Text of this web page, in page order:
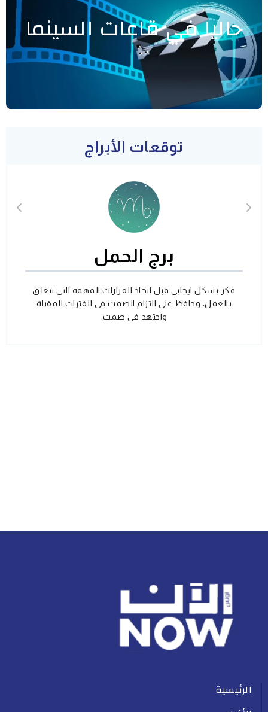
حاليا في قاعات السينما
توقعات الأبراج
برج الحمل
فكر بشكل ايجابي قبل اتخاذ القرارات المهمة التي تتعلق
بالعمل، وحافظ على التزام الصمت في الفترات المقبلة
واجتهد في صمت.
الرئيسية